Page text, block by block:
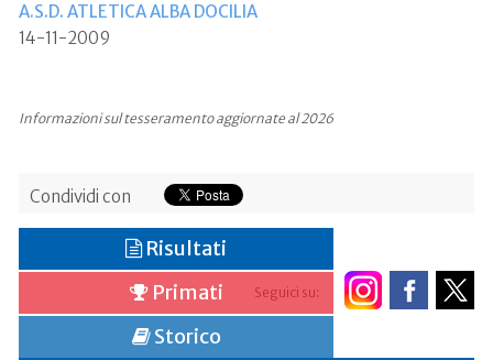
A.S.D. ATLETICA ALBA DOCILIA
14-11-2009
Informazioni sul tesseramento aggiornate al 2026
Condividi con
Seguici su:
Risultati
Primati
Storico